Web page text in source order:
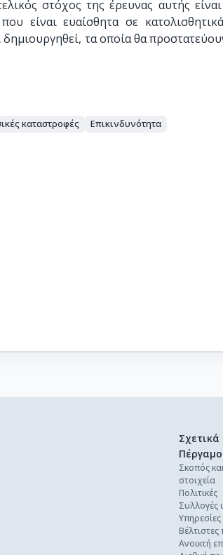
στόχος της έρευνας αυτής
είναι ευαίσθητα σε
τα οποία θα
καταστροφές Επικινδυνότητα
Σχετικά
Πέργαμο
Σκοπός
στοιχεία
Πολιτικές
Συλλογές
Υπηρεσίες
Βέλτιστες
Ανοικτή